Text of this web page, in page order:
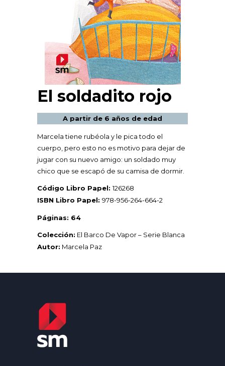
El soldadito rojo
A partir de 6 años de edad
Marcela tiene rubéola y le pica todo el
cuerpo, pero esto no es motivo para dejar de
jugar con su nuevo amigo: un soldado muy
chico que se escapó de su camisa de dormir.
Código Libro Papel:126268
ISBN Libro Papel: 978-956-264-664-2
Páginas: 64
Colección: El Barco De Vapor – Serie Blanca
Autor: Marcela Paz